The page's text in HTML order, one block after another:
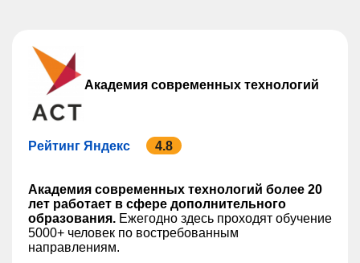
Академия современных технологий
Рейтинг Яндекс 4.8
Академия современных технологий более 20
лет работает в сфере дополнительного
образования. Ежегодно здесь проходят обучение
5000+ человек по востребованным
направлениям.